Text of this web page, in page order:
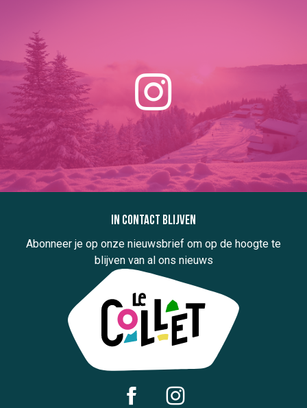
In contact blijven
Abonneer je op onze nieuwsbrief om op de hoogte te
blijven van al ons nieuws